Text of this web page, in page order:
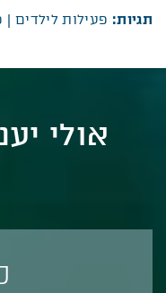
תגיות: פעילות לילדים |
אולי